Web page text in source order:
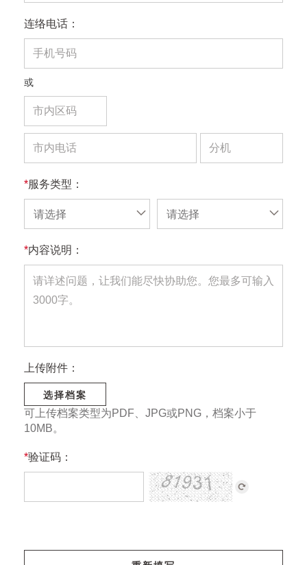
连络电话：
或
*服务类型：
请选择 请选择
*内容说明：
上传附件：
选择档案
可上传档案类型为PDF、JPG或PNG，档案小于
10MB。
*验证码：